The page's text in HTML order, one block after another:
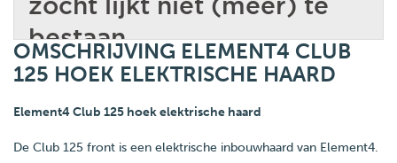
OMSCHRIJVING ELEMENT4 CLUB
125 HOEK ELEKTRISCHE HAARD
Element4 Club 125 hoek elektrische haard
De Club 125 front is een elektrische inbouwhaard van Element4.